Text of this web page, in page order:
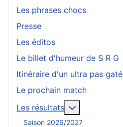
Les phrases chocs
Presse
Les éditos
Le billet d'humeur de S R G
Itinéraire d'un ultra pas gaté
Le prochain match
Les résultats
Saison 2026/2027